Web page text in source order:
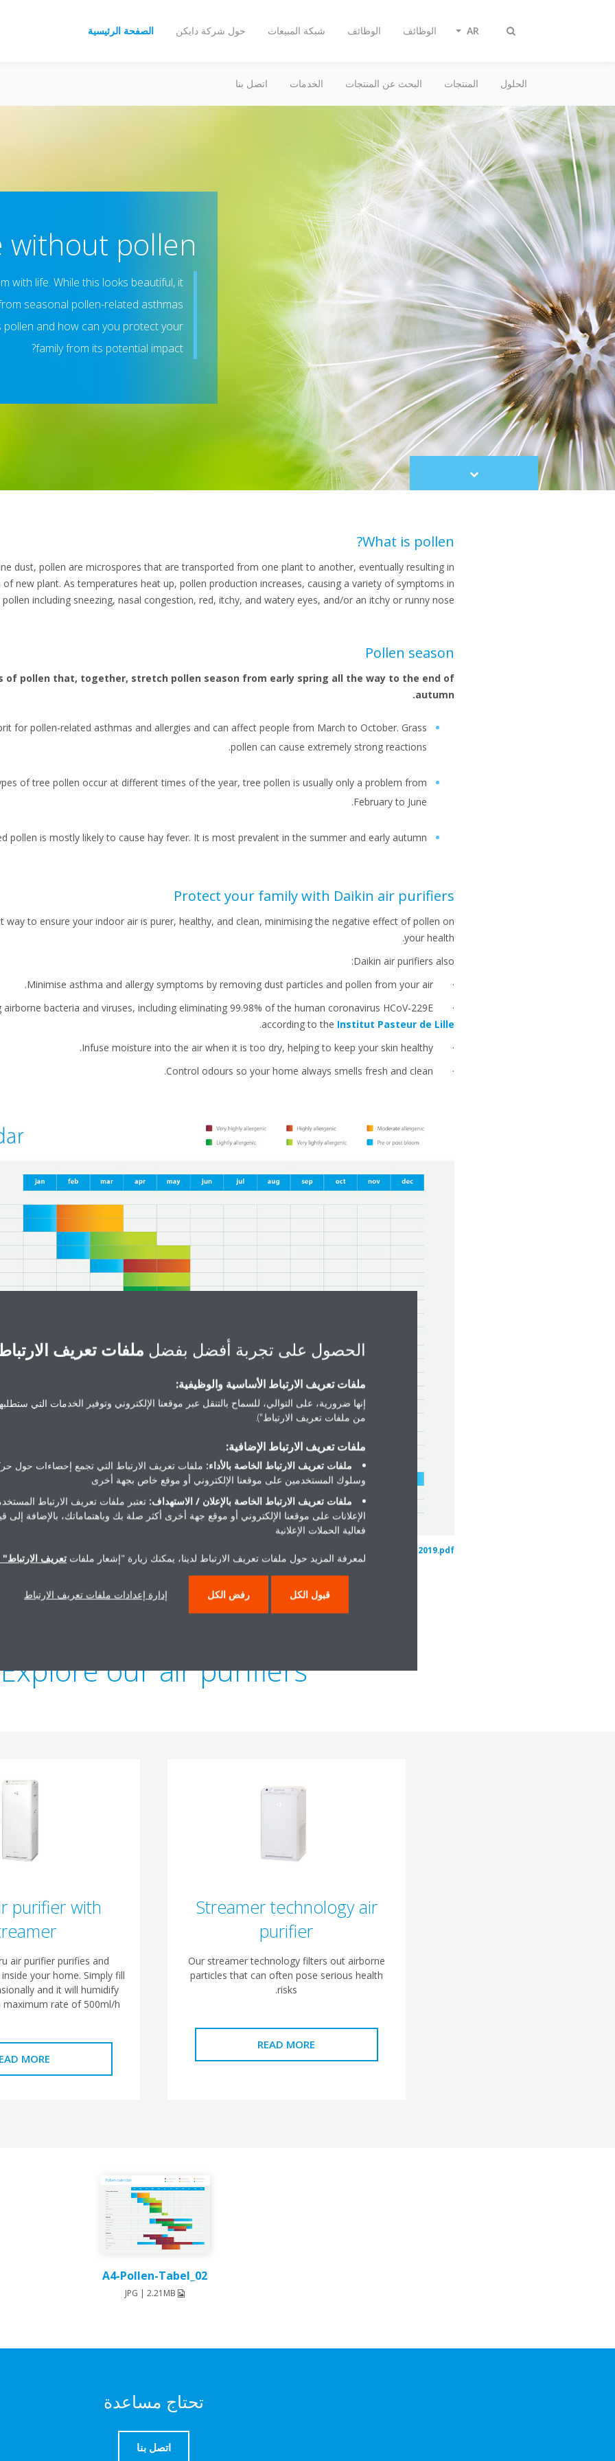
Toggle
الصفحة الرئيسية حول شركة دايكن شبكة المبيعات الوظائف الوظائف AR
الحلول المنتجات البحث عن المنتجات الخدمات اتصل بنا
without pollen
with life. While this looks beautiful, it
seasonal pollen-related asthmas
pollen and how can you protect your
family from its potential impact?
Scroll
to
What is pollen?
dust, pollen are microspores that are transported from one plant to another, eventually resulting in
new plant. As temperatures heat up, pollen production increases, causing a variety of symptoms in
including sneezing, nasal congestion, red, itchy, and watery eyes, and/or an itchy or runny nose.
Pollen season
of pollen that, together, stretch pollen season from early spring all the way to the end of
autumn.
for pollen-related asthmas and allergies and can affect people from March to October. Grass
pollen can cause extremely strong reactions.
of tree pollen occur at different times of the year, tree pollen is usually only a problem from
February to June.
pollen is mostly likely to cause hay fever. It is most prevalent in the summer and early autumn.
Protect your family with Daikin air purifiers
way to ensure your indoor air is purer, healthy, and clean, minimising the negative effect of pollen on
your health.
Daikin air purifiers also:
· Minimise asthma and allergy symptoms by removing dust particles and pollen from your air.
airborne bacteria and viruses, including eliminating 99.98% of the human coronavirus HCoV-229E
according to the Institut Pasteur de Lille
.
· Infuse moisture into the air when it is too dry, helping to keep your skin healthy.
· Control odours so your home always smells fresh and clean.
www.hooikoorts.com/content/uploads/2019/04/Hooikoorts-Pollenkalender-2019.pdf
Explore our air purifiers
Streamer technology air
purifier
Our streamer technology filters out airborne
particles that can often pose serious health
risks.
READ MORE
purifier with
air purifier purifies and
your home. Simply fill
and it will humidify
rate of 500ml/h.
MORE
A4-Pollen-Tabel_02
JPG | 2.21MB
تحتاج مساعدة
اتصل بنا
الحصول على تجربة أفضل بفضل ملفات تعريف
ملفات تعريف الارتباط الأساسية والوظيفية:
إنها ضرورية، على التوالي، للسماح بالتنقل عبر موقعنا الإلكتروني وتوفير الخدمات التي
من ملفات تعريف الارتباط").
ملفات تعريف الارتباط الإضافية:
ملفات تعريف الارتباط الخاصة بالأداء: ملفات تعريف الارتباط التي تجمع إحصاءات حول
وسلوك المستخدمين على موقعنا الإلكتروني أو موقع خاص بجهة أخرى
ملفات تعريف الارتباط الخاصة بالإعلان / الاستهداف: تعتبر ملفات تعريف الارتباط
الإعلانات على موقعنا الإلكتروني أو موقع جهة أخرى أكثر صلة بك وباهتماماتك، بالإضافة إلى
فعالية الحملات الإعلانية
لمعرفة المزيد حول ملفات تعريف الارتباط لدينا، يمكنك زيارة "إشعار ملفات تعريف الارتباط"
قبول الكل رفض الكل إدارة إعدادات ملفات تعريف الارتباط